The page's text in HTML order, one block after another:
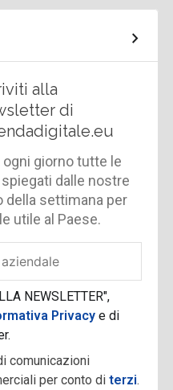
alla
di
ogni giorno tutte le
dalle nostre
della settimana per
utile al Paese.
NEWSLETTER",
Privacye di
comunicazioni
per conto diterzi.